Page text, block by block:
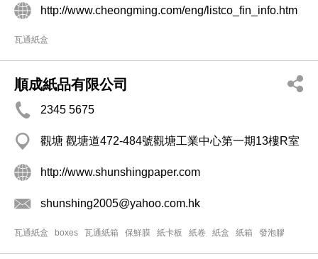
http://www.cheongming.com/eng/listco_fin_info.htm
瓦通紙盒
順成紙品有限公司
2345 5675
觀塘 觀塘道472-484號觀塘工業中心第一期13樓R室
http://www.shunshingpaper.com
shunshing2005@yahoo.com.hk
瓦通紙盒 boxes 瓦通紙箱 保鮮膜 紙卡板 紙卷 紙盒 紙箱 發泡膠